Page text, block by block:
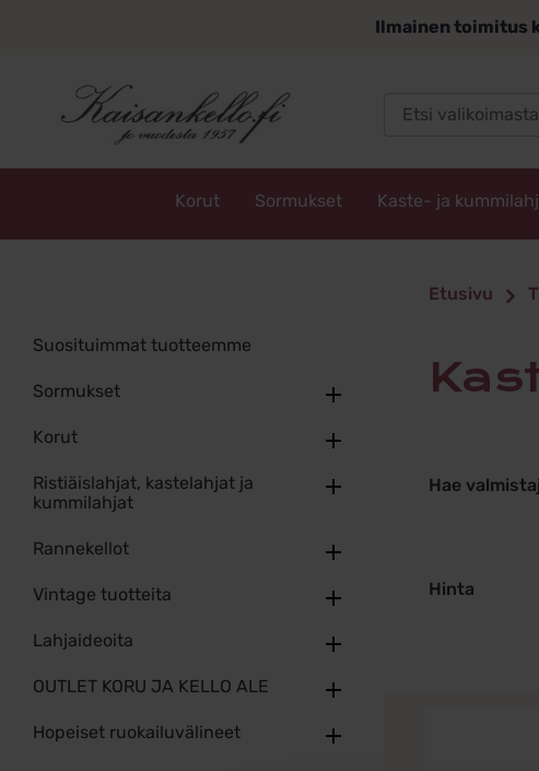
Ilmainen toimitus
Korut Sormukset Kaste- ja
Suosituimmat tuotteemme
Sormukset
Korut
Ristiäislahjat, kastelahjat ja
kummilahjat
Rannekellot
Vintage tuotteita
Lahjaideoita
OUTLET KORU JA KELLO ALE
Hopeiset ruokailuvälineet
Etusivu
Hae
Hinta